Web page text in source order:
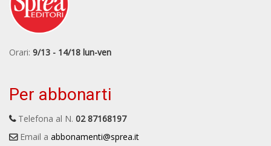
Orari: 9/13 - 14/18 lun-ven
Per abbonarti
Telefona al N. 02 87168197
Email a abbonamenti@sprea.it